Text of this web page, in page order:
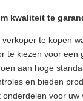
kwaliteit te
te kopen
te kiezen voor
aan hoge
en bieden
voor uw